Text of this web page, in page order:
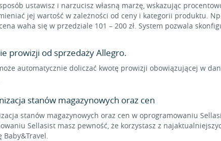
ustawisz i narzucisz własną marżę, wskazując
jej wartość w zależności od ceny i kategorii produktu.
waha się w przedziale 101 – 200 zł. System pozwala
prowizji od sprzedaży Allegro.
automatycznie doliczać kwotę prowizji obowiązującej w
stanów magazynowych oraz cen
stanów magazynowych oraz cen w oprogramowaniu
Sellasist masz pewność, że korzystasz z
Baby&Travel.